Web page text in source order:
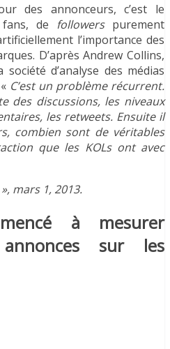
des annonceurs, c’est le
de followerspurement
l’importance des
D’après Andrew Collins,
d’analyse des médias
C’est un problème récurrent.
des discussions, les niveaux
les retweets. Ensuite il
combien sont de véritables
que les KOLs ont avec
mars 1, 2013.
à mesurer
annonces sur les